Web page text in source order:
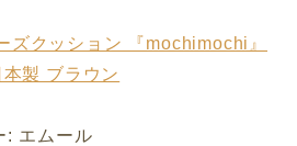
ズクッション 『mochimochi』
製 ブラウン
: エムール